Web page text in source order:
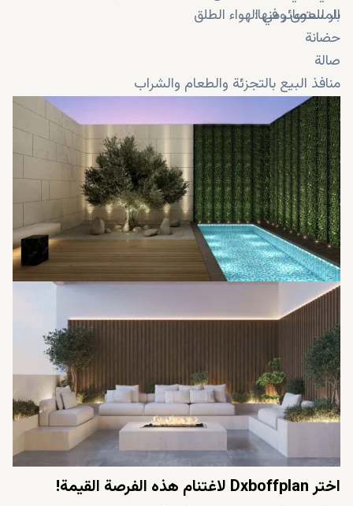
المستوى ومنها:
بار للعصائر في الهواء الطلق
حضانة
صالة
منافذ البيع بالتجزئة والطعام والشراب
مسارات ركوب الدراجات المحيطة بالمجتمع
حمام سباحة مع اكواخ جلوس للبالغين والأطفال
مسار للركض
مقهى
حدائق ومساحات خضراء
اختر Dxboffplan لاغتنام هذه الفرصة القيمة!